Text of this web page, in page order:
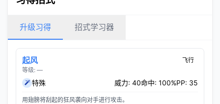
升级习得 招式学习器
起风
等级: —
飞行
特殊 威力: 40命中: 100%PP: 35
用翅膀将刮起的狂风袭向对手进行攻击。